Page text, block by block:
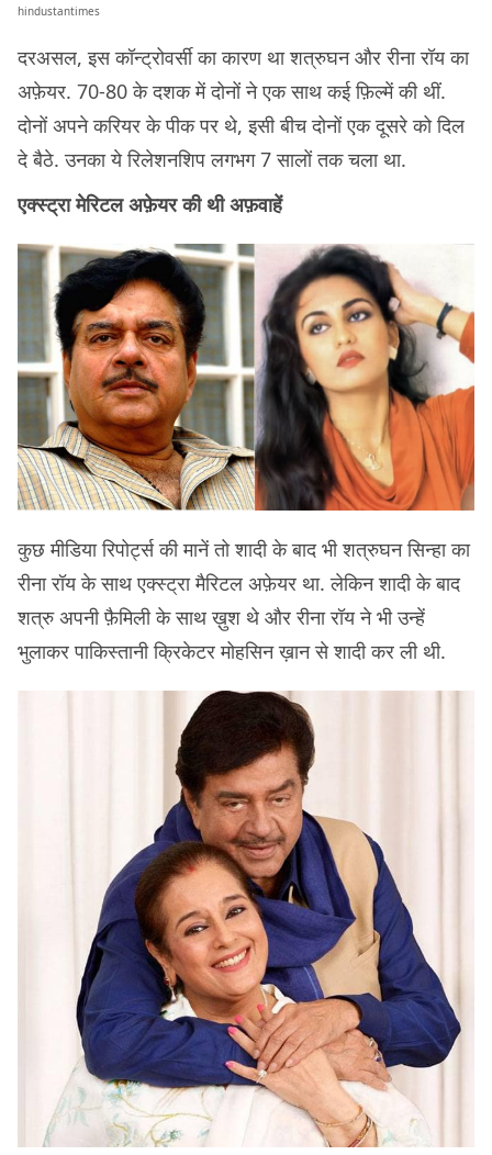
hindustantimes
दरअसल, इस कॉन्ट्रोवर्सी का कारण था शत्रुघन और रीना रॉय का
अफ़ेयर. 70-80 के दशक में दोनों ने एक साथ कई फ़िल्में की थीं.
दोनों अपने करियर के पीक पर थे, इसी बीच दोनों एक दूसरे को दिल
दे बैठे. उनका ये रिलेशनशिप लगभग 7 सालों तक चला था.
एक्स्ट्रा मेरिटल अफ़ेयर की थी अफ़वाहें
कुछ मीडिया रिपोर्ट्स की मानें तो शादी के बाद भी शत्रुघन सिन्हा का
रीना रॉय के साथ एक्स्ट्रा मैरिटल अफ़ेयर था. लेकिन शादी के बाद
शत्रु अपनी फ़ैमिली के साथ ख़ुश थे और रीना रॉय ने भी उन्हें
भुलाकर पाकिस्तानी क्रिकेटर मोहसिन ख़ान से शादी कर ली थी.